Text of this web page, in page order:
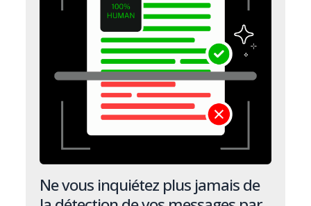
Ne vous inquiétez plus jamais de